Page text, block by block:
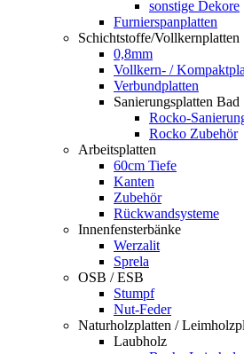
sonstige Dekore
Furnierspanplatten
Schichtstoffe/Vollkernplatten
0,8mm
Vollkern- /
Verbundplatten
Sanierungsplatten Bad
Rocko-
Rocko Zubehör
Arbeitsplatten
60cm Tiefe
Kanten
Zubehör
Rückwandsysteme
Innenfensterbänke
Werzalit
Sprela
OSB / ESB
Stumpf
Nut-Feder
Naturholzplatten /
Laubholz